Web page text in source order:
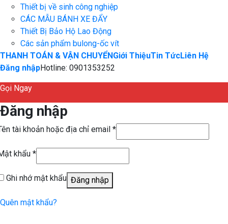
Thiết bị về sinh công nghiệp
CÁC MẪU BÁNH XE ĐẨY
Thiết Bị Bảo Hộ Lao Động
Các sản phẩm bulong-ốc vít
THANH TOÁN & VẬN CHUYỂNGiới ThiệuTin TứcLiên Hệ
Đăng nhậpHotline: 0901353252
Gọi Ngay
Đăng nhập
tài khoản hoặc địa chỉ email *
khẩu *
Ghi nhớ mật khẩu Đăng nhập
Quên mật khẩu?